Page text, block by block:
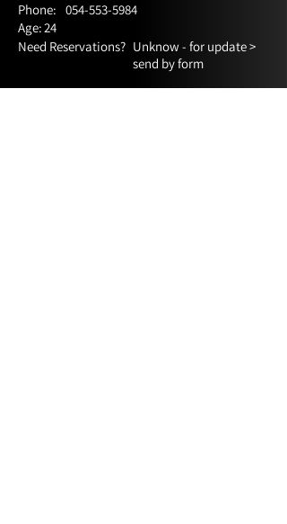
Phone: 054-553-5984
Age:24
Unknow - for update >
send by form
Need Reservations?